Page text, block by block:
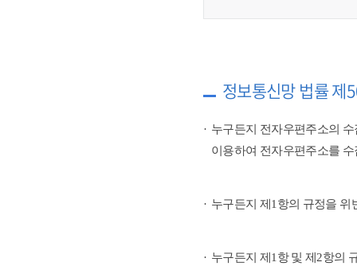
정보통신망 법률 제
누구든지 전자우편주소의
이용하여 전자우편주소를
누구든지 제1항의 규정을 위
누구든지 제1항 및 제2항의